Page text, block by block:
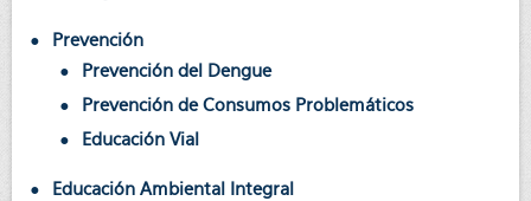
Prevención
Prevención del Dengue
Prevención de Consumos Problemáticos
Educación Vial
Educación Ambiental Integral